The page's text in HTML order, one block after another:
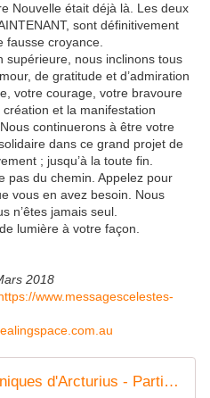
Nouvelle était déjà là. Les deux
sont définitivement
fausse croyance.
supérieure, nous inclinons tous
de gratitude et d’admiration
votre courage, votre bravoure
et la manifestation
continuerons à être votre
dans ce grand projet de
; jusqu’à la toute fin.
pas du chemin. Appelez pour
vous en avez besoin. Nous
n’êtes jamais seul.
lumière à votre façon.
2018
www.messagescelestes-
mars | 2018 | | Les Chroniques d'Arcturius - Partie 15